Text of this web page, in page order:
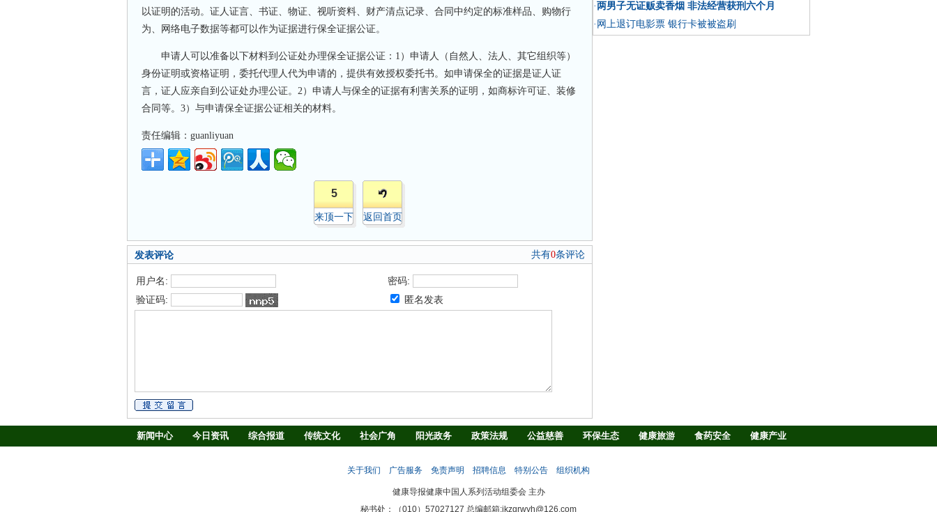
以证明的活动。证人证言、书证、物证、视听资料、财产清点记录、合同中约定的标准样品、购物行
为、网络电子数据等都可以作为证据进行保全证据公证。
申请人可以准备以下材料到公证处办理保全证据公证：1）申请人（自然人、法人、其它组织等）
身份证明或资格证明，委托代理人代为申请的，提供有效授权委托书。如申请保全的证据是证人证
言，证人应亲自到公证处办理公证。2）申请人与保全的证据有利害关系的证明，如商标许可证、装修
合同等。3）与申请保全证据公证相关的材料。
责任编辑：guanliyuan
5
来顶一下 返回首页
发表评论 共有0条评论
用户名:
密码:
验证码:
匿名发表
· 两男子无证贩卖香烟 非法经营获刑六个月
·网上退订电影票 银行卡被被盗刷
新闻中心 今日资讯 综合报道 传统文化 社会广角 阳光政务 政策法规 公益慈善 环保生态 健康旅游 食药安全
健康产业
关于我们 广告服务 免责声明 招聘信息 特别公告 组织机构
健康导报健康中国人系列活动组委会 主办
秘书处：（010）57027127 总编邮箱;jkzgrwyh@126.com